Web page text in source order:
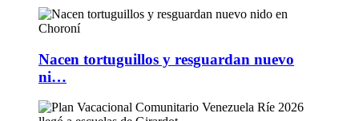
Nacen tortuguillos y resguardan nuevo
ni…